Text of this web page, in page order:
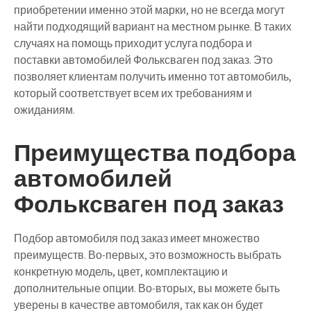
приобретении именно этой марки, но не всегда могут
найти подходящий вариант на местном рынке. В таких
случаях на помощь приходит услуга подбора и
поставки автомобилей Фольксваген под заказ. Это
позволяет клиентам получить именно тот автомобиль,
который соответствует всем их требованиям и
ожиданиям.
Преимущества подбора
автомобилей
Фольксваген под заказ
Подбор автомобиля под заказ имеет множество
преимуществ. Во-первых, это возможность выбрать
конкретную модель, цвет, комплектацию и
дополнительные опции. Во-вторых, вы можете быть
уверены в качестве автомобиля, так как он будет